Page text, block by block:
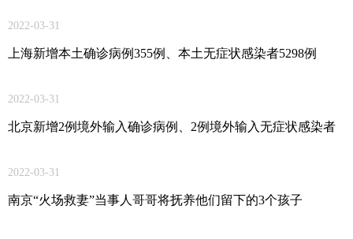
2022-03-31
上海新增本土确诊病例355例、本土无症状感染者5298例
2022-03-31
北京新增2例境外输入确诊病例、2例境外输入无症状感染者
2022-03-31
南京“火场救妻”当事人哥哥将抚养他们留下的3个孩子